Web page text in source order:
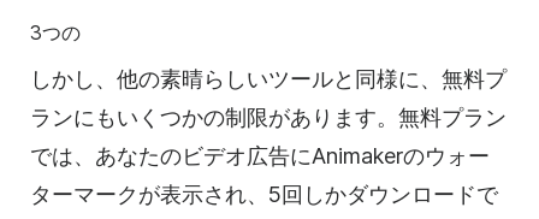
3つの
しかし、他の素晴らしいツールと同様に、無料プ
ランにもいくつかの制限があります。無料プラン
では、あなたのビデオ広告にAnimakerのウォー
ターマークが表示され、5回しかダウンロードで